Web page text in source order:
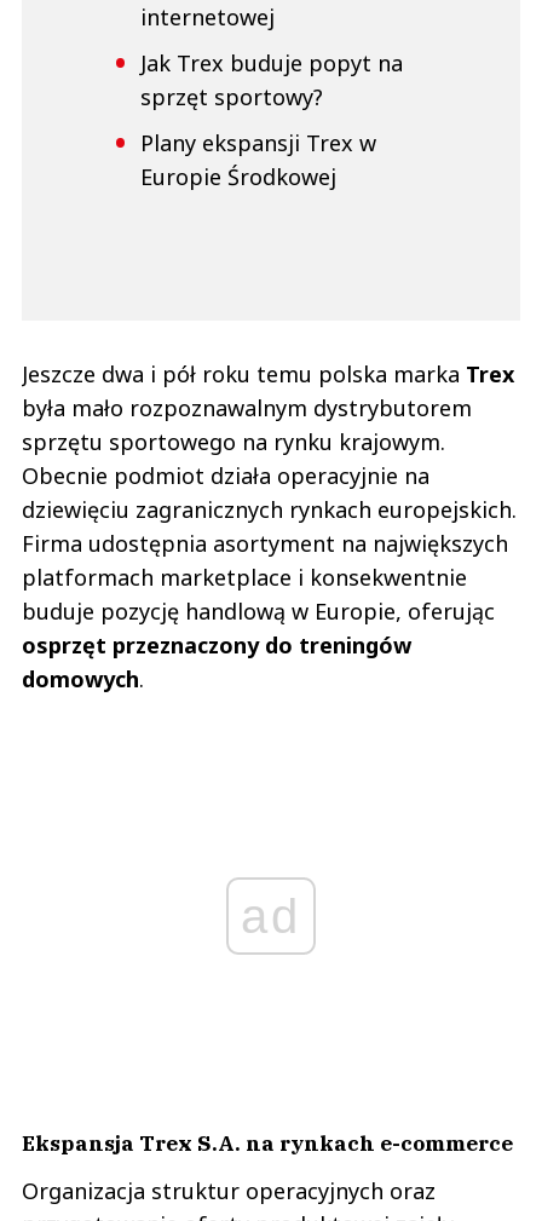
internetowej
Jak Trex buduje popyt na
sprzęt sportowy?
Plany ekspansji Trex w
Europie Środkowej
Jeszcze dwa i pół roku temu polska marka Trex
była mało rozpoznawalnym dystrybutorem
sprzętu sportowego na rynku krajowym.
Obecnie podmiot działa operacyjnie na
dziewięciu zagranicznych rynkach europejskich.
Firma udostępnia asortyment na największych
platformach marketplace i konsekwentnie
buduje pozycję handlową w Europie, oferując
osprzęt przeznaczony do treningów
domowych.
ad
Ekspansja Trex S.A. na rynkach e-commerce
Organizacja struktur operacyjnych oraz